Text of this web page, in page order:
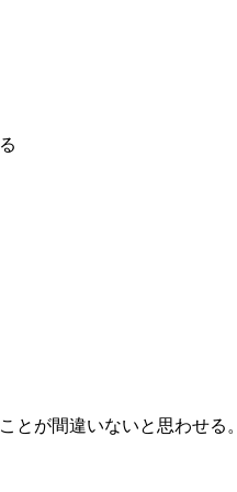
とが間違いないと思わせる。